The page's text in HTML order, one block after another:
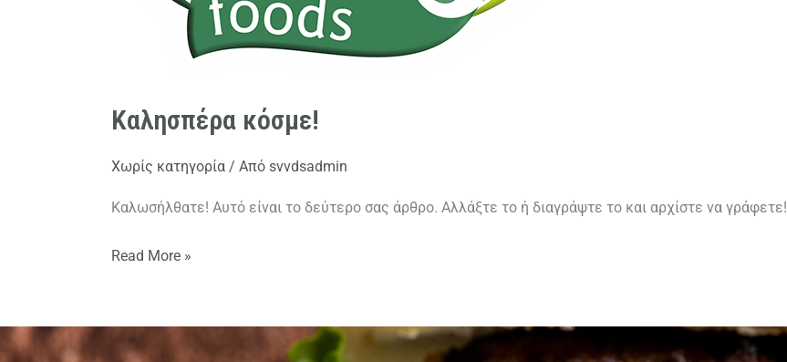
Καλησπέρα κόσμε!
Χωρίς κατηγορία / Από svvdsadmin
Καλωσήλθατε! Αυτό είναι το δεύτερο σας άρθρο. Αλλάξτε το ή διαγράψτε το και αρχίστε να γράφετε!
Read More »